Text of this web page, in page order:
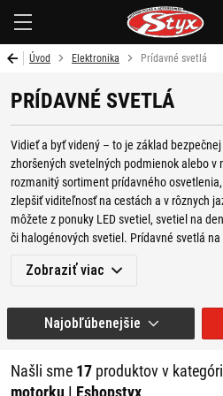
Úvod Elektronika Prídavné svetlá
PRÍDAVNÉ SVETLÁ
Vidieť a byť videný – to je základ
zhoršených svetelných podmienok alebo v
rozmanitý sortiment prídavného
zlepšiť viditeľnosť na cestách a v rôznych
môžete z ponuky LED svetiel, svetiel na
či halogénových svetiel. Prídavné svetlá
nehôd a zlepšiť celkovú bezpečnosť jazdy.
štartovacie boostery,akčné kamery, či
bezpečnosť a lepší zážitok z jazdy.
AKÉ VÝHODY
Zobraziť viac
Našli sme 17 produktov v
motorku | Eshopstyx
Najobľúbenejšie